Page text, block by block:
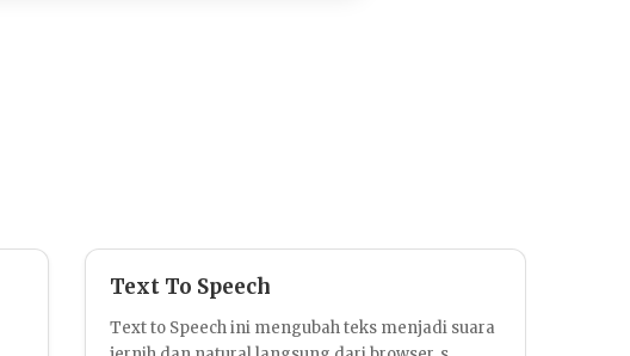
Text To Speech
Text to Speech ini mengubah teks menjadi suara